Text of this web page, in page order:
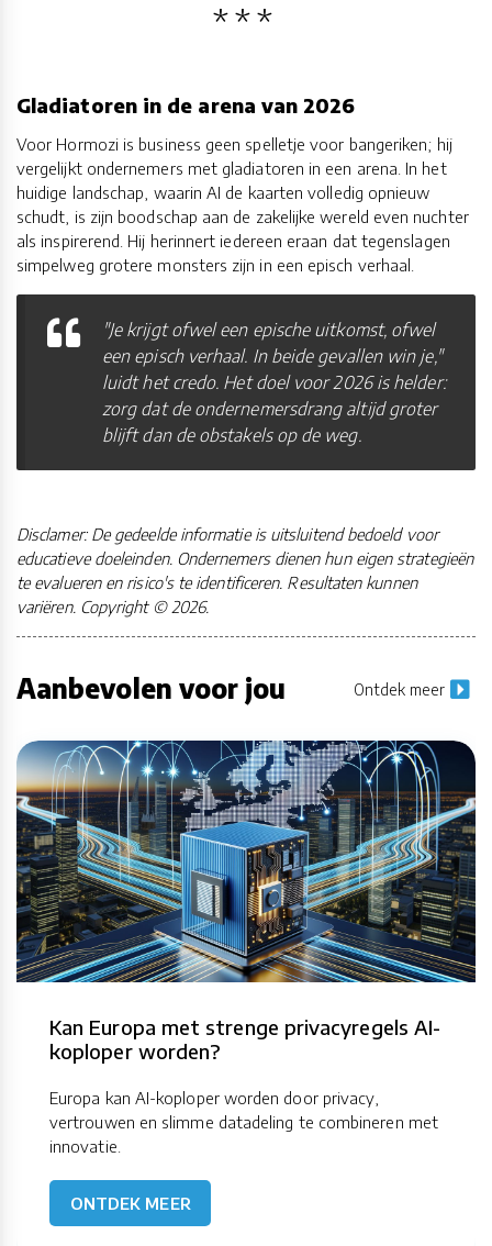
Gladiatoren in de arena van 2026
Voor Hormozi is business geen spelletje voor bangeriken; hij
vergelijkt ondernemers met gladiatoren in een arena. In het
huidige landschap, waarin AI de kaarten volledig opnieuw
schudt, is zijn boodschap aan de zakelijke wereld even nuchter
als inspirerend. Hij herinnert iedereen eraan dat tegenslagen
simpelweg grotere monsters zijn in een episch verhaal.
"Je krijgt ofwel een epische uitkomst, ofwel
een episch verhaal. In beide gevallen win je,"
luidt het credo. Het doel voor 2026 is helder:
zorg dat de ondernemersdrang altijd groter
blijft dan de obstakels op de weg.
Disclamer: De gedeelde informatie is uitsluitend bedoeld voor
educatieve doeleinden. Ondernemers dienen hun eigen strategieën
te evalueren en risico's te identificeren. Resultaten kunnen
variëren. Copyright © 2026.
Aanbevolen voor jou Ontdek meer
Kan Europa met strenge privacyregels AI-
koploper worden?
Europa kan AI-koploper worden door privacy,
vertrouwen en slimme datadeling te combineren met
innovatie.
ONTDEK MEER